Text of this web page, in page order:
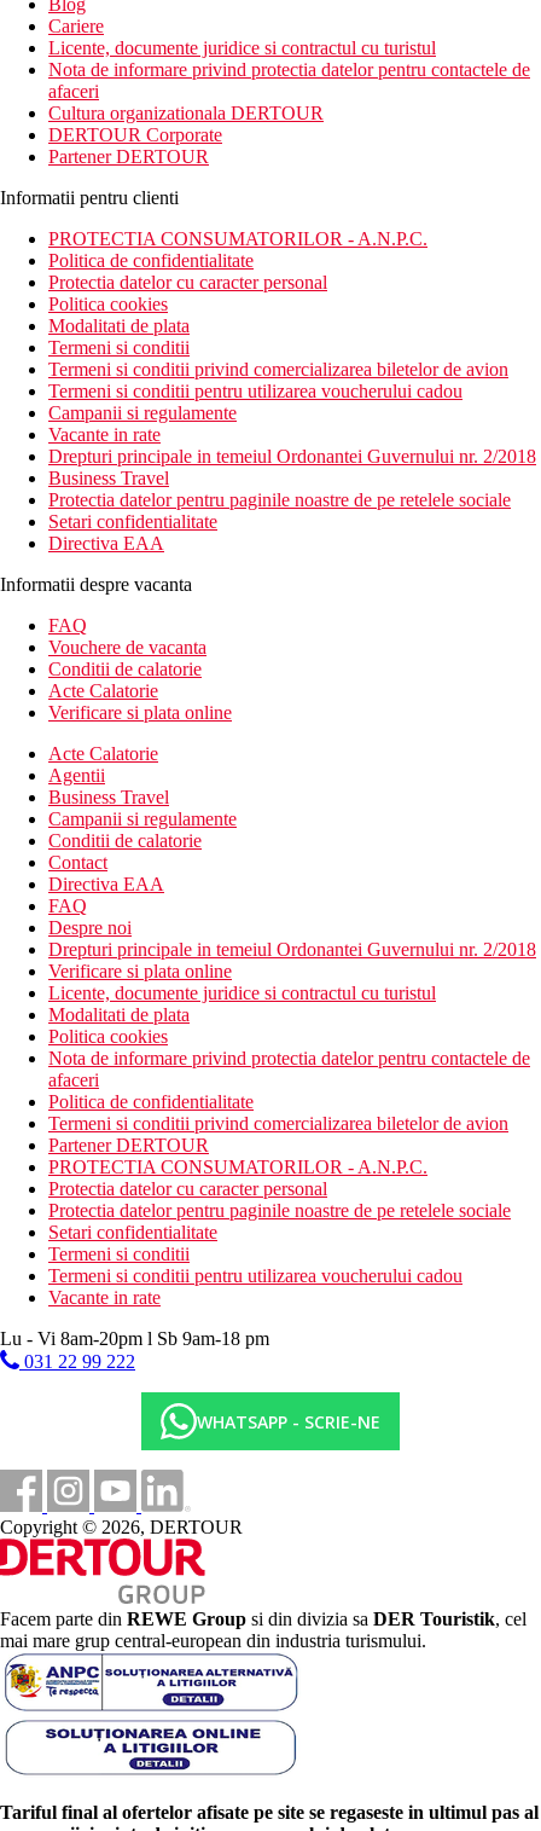
Blog
Cariere
Licente, documente juridice si contractul cu turistul
Nota de informare privind protectia datelor pentru contactele de
afaceri
Cultura organizationala DERTOUR
DERTOUR Corporate
Partener DERTOUR
Informatii pentru clienti
PROTECTIA CONSUMATORILOR - A.N.P.C.
Politica de confidentialitate
Protectia datelor cu caracter personal
Politica cookies
Modalitati de plata
Termeni si conditii
Termeni si conditii privind comercializarea biletelor de avion
Termeni si conditii pentru utilizarea voucherului cadou
Campanii si regulamente
Vacante in rate
Drepturi principale in temeiul Ordonantei Guvernului nr. 2/2018
Business Travel
Protectia datelor pentru paginile noastre de pe retelele sociale
Setari confidentialitate
Directiva EAA
Informatii despre vacanta
FAQ
Vouchere de vacanta
Conditii de calatorie
Acte Calatorie
Verificare si plata online
Acte Calatorie
Agentii
Business Travel
Campanii si regulamente
Conditii de calatorie
Contact
Directiva EAA
FAQ
Despre noi
Drepturi principale in temeiul Ordonantei Guvernului nr. 2/2018
Verificare si plata online
Licente, documente juridice si contractul cu turistul
Modalitati de plata
Politica cookies
Nota de informare privind protectia datelor pentru contactele de
afaceri
Politica de confidentialitate
Termeni si conditii privind comercializarea biletelor de avion
Partener DERTOUR
PROTECTIA CONSUMATORILOR - A.N.P.C.
Protectia datelor cu caracter personal
Protectia datelor pentru paginile noastre de pe retelele sociale
Setari confidentialitate
Termeni si conditii
Termeni si conditii pentru utilizarea voucherului cadou
Vacante in rate
Lu - Vi 8am-20pm l Sb 9am-18 pm
031 22 99 222
WHATSAPP - SCRIE-NE
Copyright © 2026, DERTOUR
Facem parte din REWE Group si din divizia sa DER Touristik, cel
mai mare grup central-european din industria turismului.
Tariful final al ofertelor afisate pe site se regaseste in ultimul pas al